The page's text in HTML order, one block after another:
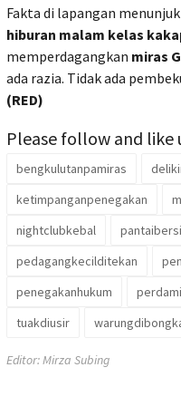
Fakta di lapangan
hiburan malam kelas
memperdagangkan miras
ada razia. Tidak ada
(RED)
Please follow and like
bengkulutanpamiras
ketimpanganpenegakan
nightclubkebal
pedagangkecilditekan
penegakanhukum
tuakdiusir
Editor: Mirza Subing